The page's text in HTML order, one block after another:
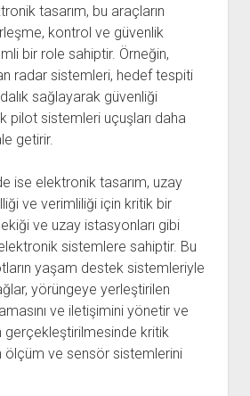
tasarım, bu araçların
kontrol ve güvenlik
bir role sahiptir. Örneğin,
radar sistemleri, hedef tespiti
sağlayarak güvenliği
pilot sistemleri uçuşları daha
getirir.
ise elektronik tasarım, uzay
ve verimliliği için kritik bir
ve uzay istasyonları gibi
sistemlere sahiptir. Bu
yaşam destek sistemleriyle
yörüngeye yerleştirilen
ve iletişimini yönetir ve
gerçekleştirilmesinde kritik
ölçüm ve sensör sistemlerini